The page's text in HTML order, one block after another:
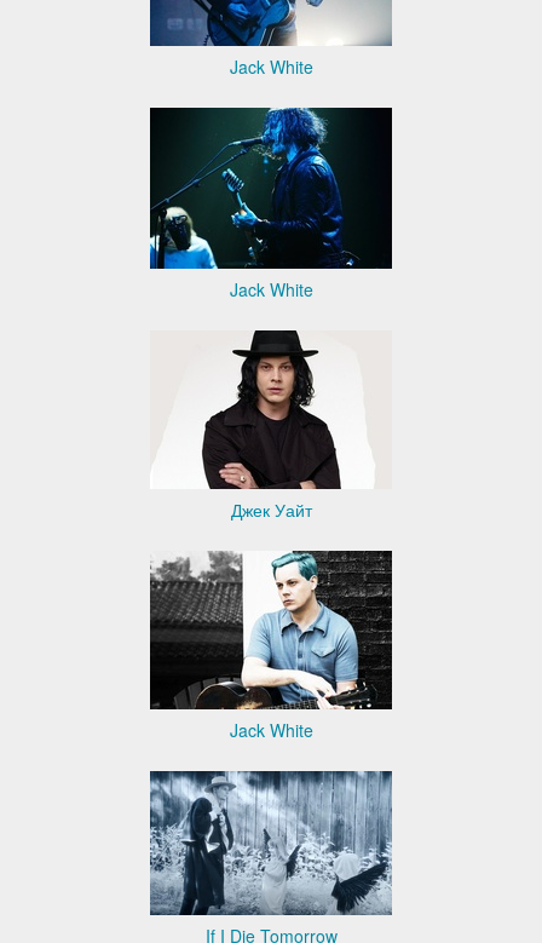
Jack White
Jack White
Джек Уайт
Jack White
If I Die Tomorrow